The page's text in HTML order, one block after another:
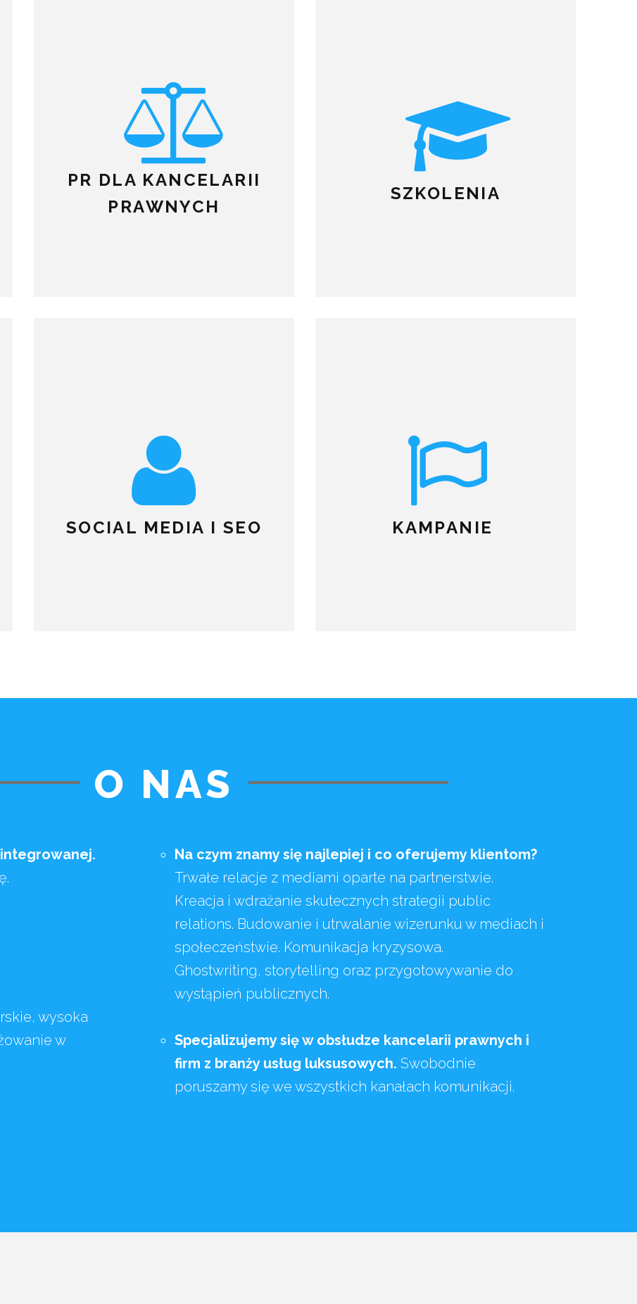
PR DLA KANCELARII
PRAWNYCH
SZKOLENIA
SOCIAL MEDIA I SEO KAMPANIE
O NAS
wysoka
w
Na czym znamy się najlepiej i co oferujemy klientom?
Trwałe relacje z mediami oparte na partnerstwie.
Kreacja i wdrażanie skutecznych strategii public
relations. Budowanie i utrwalanie wizerunku w mediach i
społeczeństwie. Komunikacja kryzysowa.
Ghostwriting, storytelling oraz przygotowywanie do
wystąpień publicznych.
Specjalizujemy się w obsłudze kancelarii prawnych i
firm z branży usług luksusowych. Swobodnie
poruszamy się we wszystkich kanałach komunikacji.